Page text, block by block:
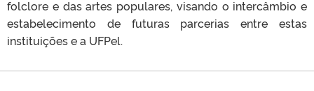
folclore e das artes populares, visando o intercâmbio e
estabelecimento de futuras parcerias entre estas
instituições e a UFPel.